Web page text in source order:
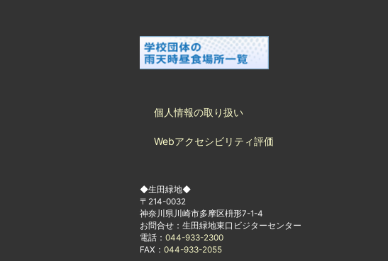
個人情報の取り扱い
Webアクセシビリティ評価
◆生田緑地◆
〒214-0032
神奈川県川崎市多摩区枡形7-1-4
お問合せ：生田緑地東口ビジターセンター
電話： 044-933-2300
FAX： 044-933-2055